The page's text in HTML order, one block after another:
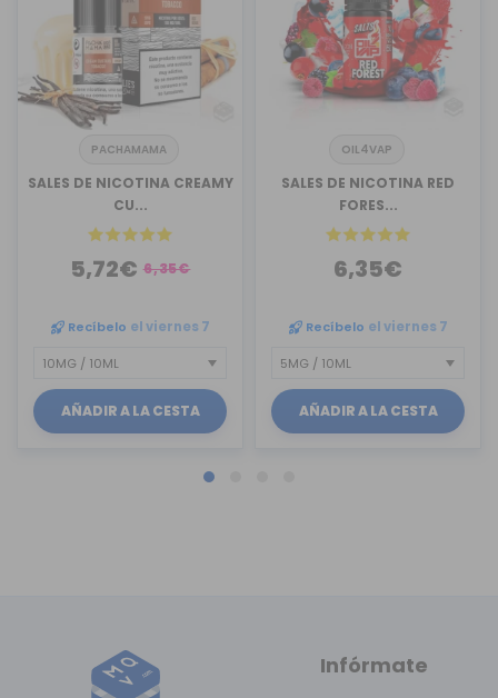
PACHAMAMA
SALES DE NICOTINA CREAMY
CU...
5,72€ 6,35€
Recíbelo el viernes 7
AÑADIR A LA CESTA
OIL4VAP
SALES DE NICOTINA RED
FORES...
6,35€
Recíbelo el viernes 7
AÑADIR A LA CESTA
Infórmate